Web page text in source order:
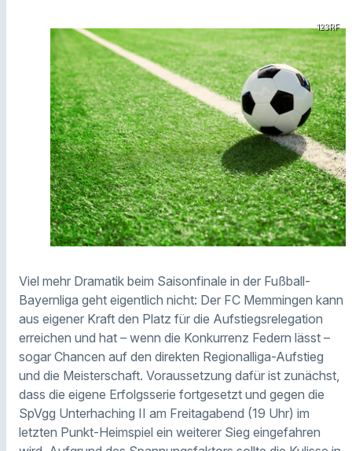
123RF
Viel mehr Dramatik beim Saisonfinale in der Fußball-
Bayernliga geht eigentlich nicht: Der FC Memmingen kann
aus eigener Kraft den Platz für die Aufstiegsrelegation
erreichen und hat – wenn die Konkurrenz Federn lässt –
sogar Chancen auf den direkten Regionalliga-Aufstieg
und die Meisterschaft. Voraussetzung dafür ist zunächst,
dass die eigene Erfolgsserie fortgesetzt und gegen die
SpVgg Unterhaching II am Freitagabend (19 Uhr) im
letzten Punkt-Heimspiel ein weiterer Sieg eingefahren